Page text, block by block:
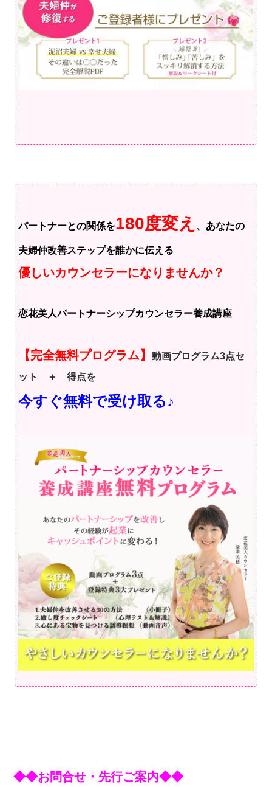
パートナーとの関係を180度変え 、 あなたの
夫婦仲改善ステップを誰かに伝える
優しいカウンセラーになりませんか？
恋花美人パートナーシップカウンセラー養成講座
【完全無料プログラム】動画プログラム3点セ
ット ＋ 得点を
今すぐ無料で受け取る♪
◆◆お問合せ・先行ご案内◆◆